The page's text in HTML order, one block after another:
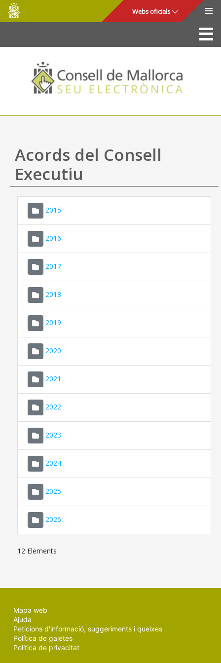
Salta al contingut principal
Consell
de
Mallorca
Webs oficials
La Seu
Consell de Mallorca
Accés i seguretat
Utilitats
Ajuda
Acords del Consell
Executiu
2015
2016
2017
2018
2019
2020
2021
2022
2023
2024
2025
2026
12 Elements
Mapa web
Ajuda
Peticions d'informació, suggeriments i queixes
Política de galetes
Política de privacitat